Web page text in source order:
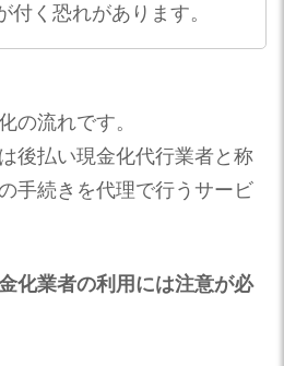
付く恐れがあります。
の流れです。
後払い現金化代行業者と称
手続きを代理で行うサービ
化業者の利用には注意が必